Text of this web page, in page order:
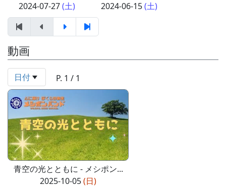
2024-07-27(土) 2024-06-15(土)
動画
日付 P. 1 / 1
青空の光とともに - メシポン...
2025-10-05(日)